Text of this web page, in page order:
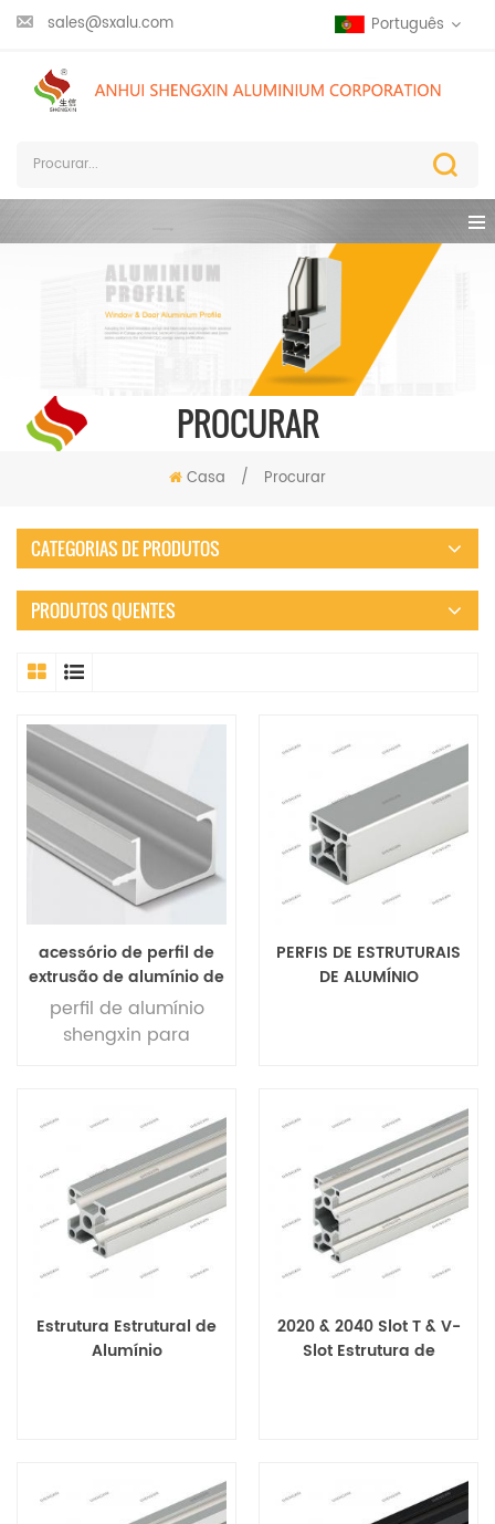
sales@sxalu.com Português
PROCURAR
Casa / Procurar
CATEGORIAS DE PRODUTOS
PRODUTOS QUENTES
acessório de perfil de
extrusão de alumínio de
alta qualidade para
armário de cozinha
perfil de alumínio
shengxin para
PERFIS DE ESTRUTURAIS
DE ALUMÍNIO
Estrutura Estrutural de
Alumínio
2020 & 2040 Slot T & V-
Slot Estrutura de